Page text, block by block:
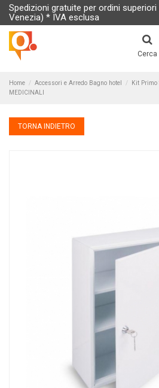
Spedizioni gratuite per ordini
Venezia) * IVA esclusa
Cerca
Home Accessori e Arredo Bagno hotel Kit Primo
MEDICINALI
TORNA INDIETRO